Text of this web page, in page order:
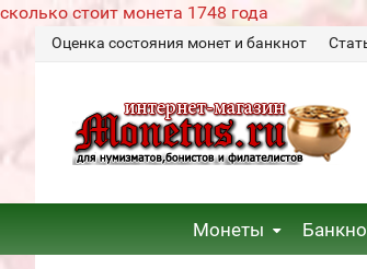
сколько стоит монета 1748 года
Оценка состояния монет и банкнот
Монеты